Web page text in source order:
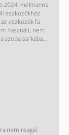
2024 Hellmanns
eszközökhöz
eszközök fa
használt, nem
szoba sarkában
nem reagál.